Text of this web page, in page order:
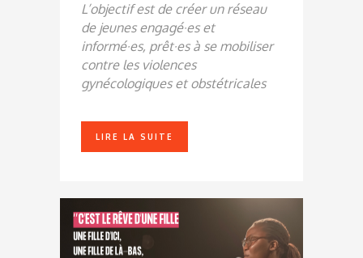
L’objectif est de créer un réseau
de jeunes engagé·es et
informé·es, prêt·es à se mobiliser
contre les violences
gynécologiques et obstétricales
LIRE LA SUITE